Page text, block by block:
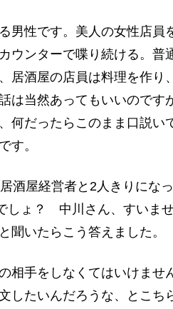
男性です。美人の女性店員
ウンターで喋り続ける。普
居酒屋の店員は料理を作り
は当然あってもいいのです
何だったらこのまま口説い
す。
酒屋経営者と2人きりにな
しょ？ 中川さん、すいま
聞いたらこう答えました。
相手をしなくてはいけませ
したいんだろうな、とこち